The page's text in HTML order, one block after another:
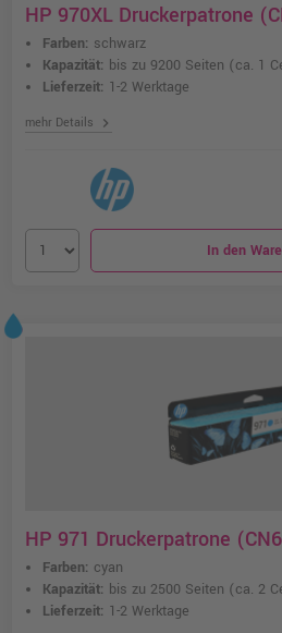
HP 970XL Druckerpatrone
Farben: schwarz
Kapazität: bis zu 9200 Seiten (ca. 1
Lieferzeit: 1-2 Werktage
mehr Details chevron_right
In den
HP 971 Druckerpatrone
Farben: cyan
Kapazität: bis zu 2500 Seiten (ca. 2
Lieferzeit: 1-2 Werktage